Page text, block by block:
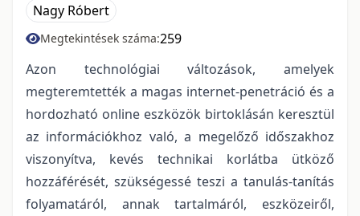
Nagy Róbert
Megtekintések száma:259
Azon technológiai változások, amelyek
megteremtették a magas internet-penetráció és a
hordozható online eszközök birtoklásán keresztül
az információkhoz való, a megelőző időszakhoz
viszonyítva, kevés technikai korlátba ütköző
hozzáférését, szükségessé teszi a tanulás-tanítás
folyamatáról, annak tartalmáról, eszközeiről,